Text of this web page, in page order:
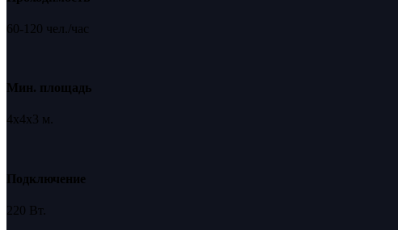
60-120 чел./час
Мин. площадь
4х4х3 м.
Подключение
220 Вт.